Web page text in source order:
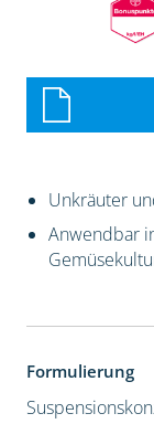
Unkräuter
Anwendbar
Formulierung